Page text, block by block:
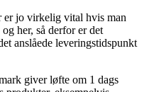
er jo virkelig vital hvis man
her, så derfor er det
anslåede leveringstidspunkt
giver løfte om 1 dags